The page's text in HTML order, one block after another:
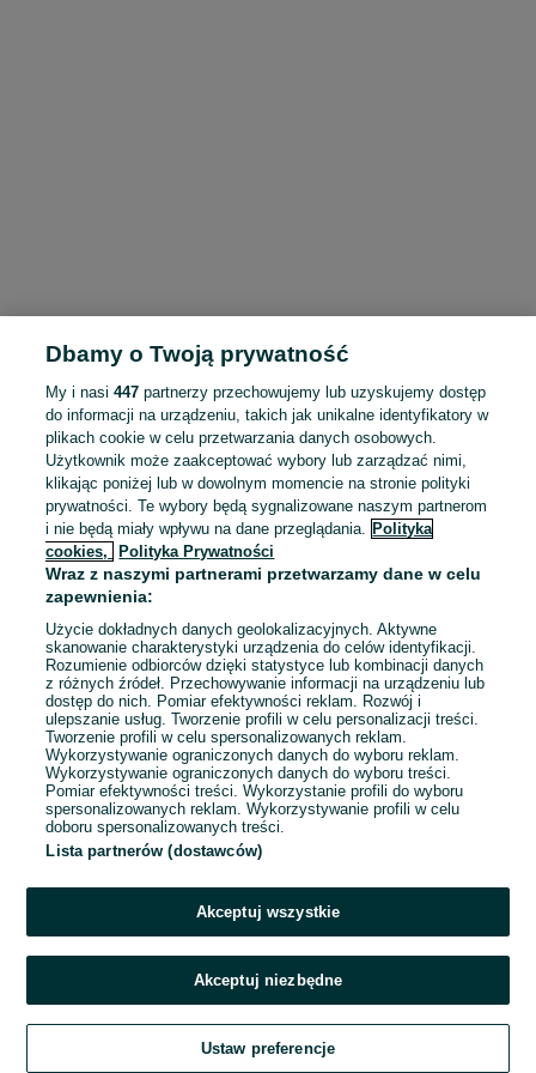
To ogłoszenie nie jest już dostępne
Przejdź na stronę główną
Dbamy o Twoją prywatność
My i nasi447 partnerzy przechowujemy lub uzyskujemy dostęp
do informacji na urządzeniu, takich jak unikalne identyfikatory w
plikach cookie w celu przetwarzania danych osobowych.
Użytkownik może zaakceptować wybory lub zarządzać nimi,
klikając poniżej lub w dowolnym momencie na stronie polityki
prywatności. Te wybory będą sygnalizowane naszym partnerom
i nie będą miały wpływu na dane przeglądania. Polityka
cookies,
Polityka Prywatności
Wraz z naszymi partnerami przetwarzamy dane w celu
zapewnienia:
Użycie dokładnych danych geolokalizacyjnych. Aktywne
skanowanie charakterystyki urządzenia do celów identyfikacji.
Rozumienie odbiorców dzięki statystyce lub kombinacji danych
z różnych źródeł. Przechowywanie informacji na urządzeniu lub
dostęp do nich. Pomiar efektywności reklam. Rozwój i
ulepszanie usług. Tworzenie profili w celu personalizacji treści.
Tworzenie profili w celu spersonalizowanych reklam.
Wykorzystywanie ograniczonych danych do wyboru reklam.
Wykorzystywanie ograniczonych danych do wyboru treści.
Pomiar efektywności treści. Wykorzystanie profili do wyboru
spersonalizowanych reklam. Wykorzystywanie profili w celu
doboru spersonalizowanych treści.
Lista partnerów (dostawców)
Akceptuj wszystkie
Akceptuj niezbędne
Ustaw preferencje